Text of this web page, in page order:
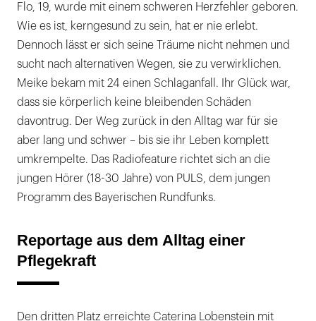
Flo, 19, wurde mit einem schweren Herzfehler geboren.
Wie es ist, kerngesund zu sein, hat er nie erlebt.
Dennoch lässt er sich seine Träume nicht nehmen und
sucht nach alternativen Wegen, sie zu verwirklichen.
Meike bekam mit 24 einen Schlaganfall. Ihr Glück war,
dass sie körperlich keine bleibenden Schäden
davontrug. Der Weg zurück in den Alltag war für sie
aber lang und schwer – bis sie ihr Leben komplett
umkrempelte. Das Radiofeature richtet sich an die
jungen Hörer (18-30 Jahre) von PULS, dem jungen
Programm des Bayerischen Rundfunks.
Reportage aus dem Alltag einer
Pflegekraft
Den dritten Platz erreichte Caterina Lobenstein mit